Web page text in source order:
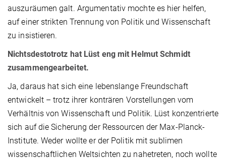
auszuräumen galt. Argumentativ mochte es hier helfen,
auf einer strikten Trennung von Politik und Wissenschaft
zu insistieren.
Nichtsdestotrotz hat Lüst eng mit Helmut Schmidt
zusammengearbeitet.
Ja, daraus hat sich eine lebenslange Freundschaft
entwickelt – trotz ihrer konträren Vorstellungen vom
Verhältnis von Wissenschaft und Politik. Lüst konzentrierte
sich auf die Sicherung der Ressourcen der Max-Planck-
Institute. Weder wollte er der Politik mit sublimen
wissenschaftlichen Weltsichten zu nahetreten, noch wollte